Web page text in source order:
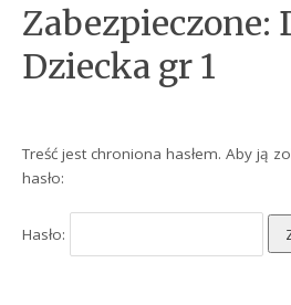
Zabezpieczone:
Dziecka gr 1
Treść jest chroniona hasłem. Aby ją
hasło:
Hasło: